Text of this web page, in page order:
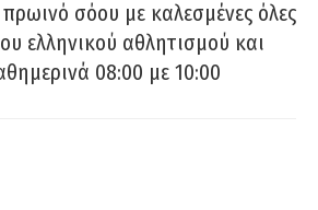
σόου με καλεσμένες όλες
ελληνικού αθλητισμού και
08:00 με 10:00